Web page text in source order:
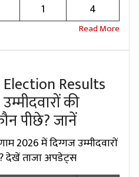
1 4
Results
की
पीछे? जानें
2026 में दिग्गज उम्मीदवारों
देखें ताजा अपडेट्स